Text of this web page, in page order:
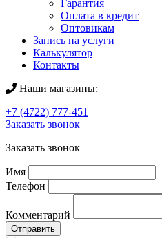
Гарантия
Оплата в кредит
Оптовикам
Запись на услуги
Калькулятор
Контакты
Наши магазины:
+7 (4722) 777-451
Заказать звонок
Заказать звонок
Имя
Телефон
Комментарий
Отправить